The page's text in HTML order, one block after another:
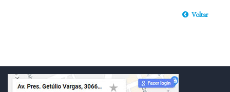
Voltar